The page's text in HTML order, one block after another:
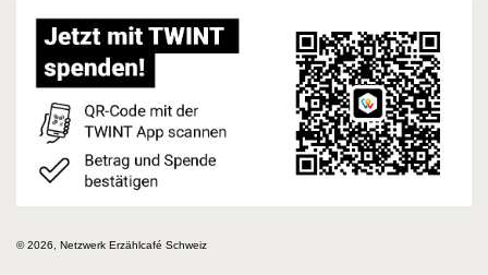
© 2026, Netzwerk Erzählcafé Schweiz